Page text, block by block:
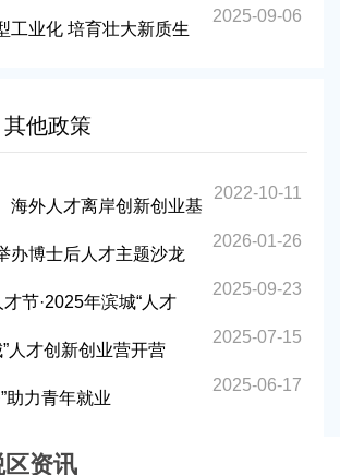
2025-09-06
工业化 培育壮大新质生
其他政策
2022-10-11
海外人才离岸创新创业基
国（天津）自由贸易试验
范基地
2026-01-26
办博士后人才主题沙龙
发展
2025-09-23
才节·2025年滨城“人才
2025-07-15
人才创新创业营开营
2025-06-17
助力青年就业
资讯